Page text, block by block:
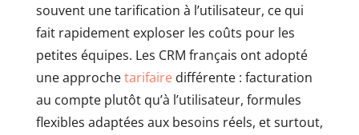
souvent une tarification à l’utilisateur, ce qui
fait rapidement exploser les coûts pour les
petites équipes. Les CRM français ont adopté
une approchetarifairedifférente : facturation
au compte plutôt qu’à l’utilisateur, formules
flexibles adaptées aux besoins réels, et surtout,